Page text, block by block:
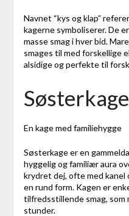
Navnet “kys og klap”
kagerne symboliserer. De
masse smag i hver bid.
smages til med forskellige
alsidige og perfekte til
Søsterkage
En kage med familiehygge
Søsterkage er en
hyggelig og familiær aura
krydret dej, ofte med kanel
en rund form. Kagen er
tilfredsstillende smag, som
stunder.